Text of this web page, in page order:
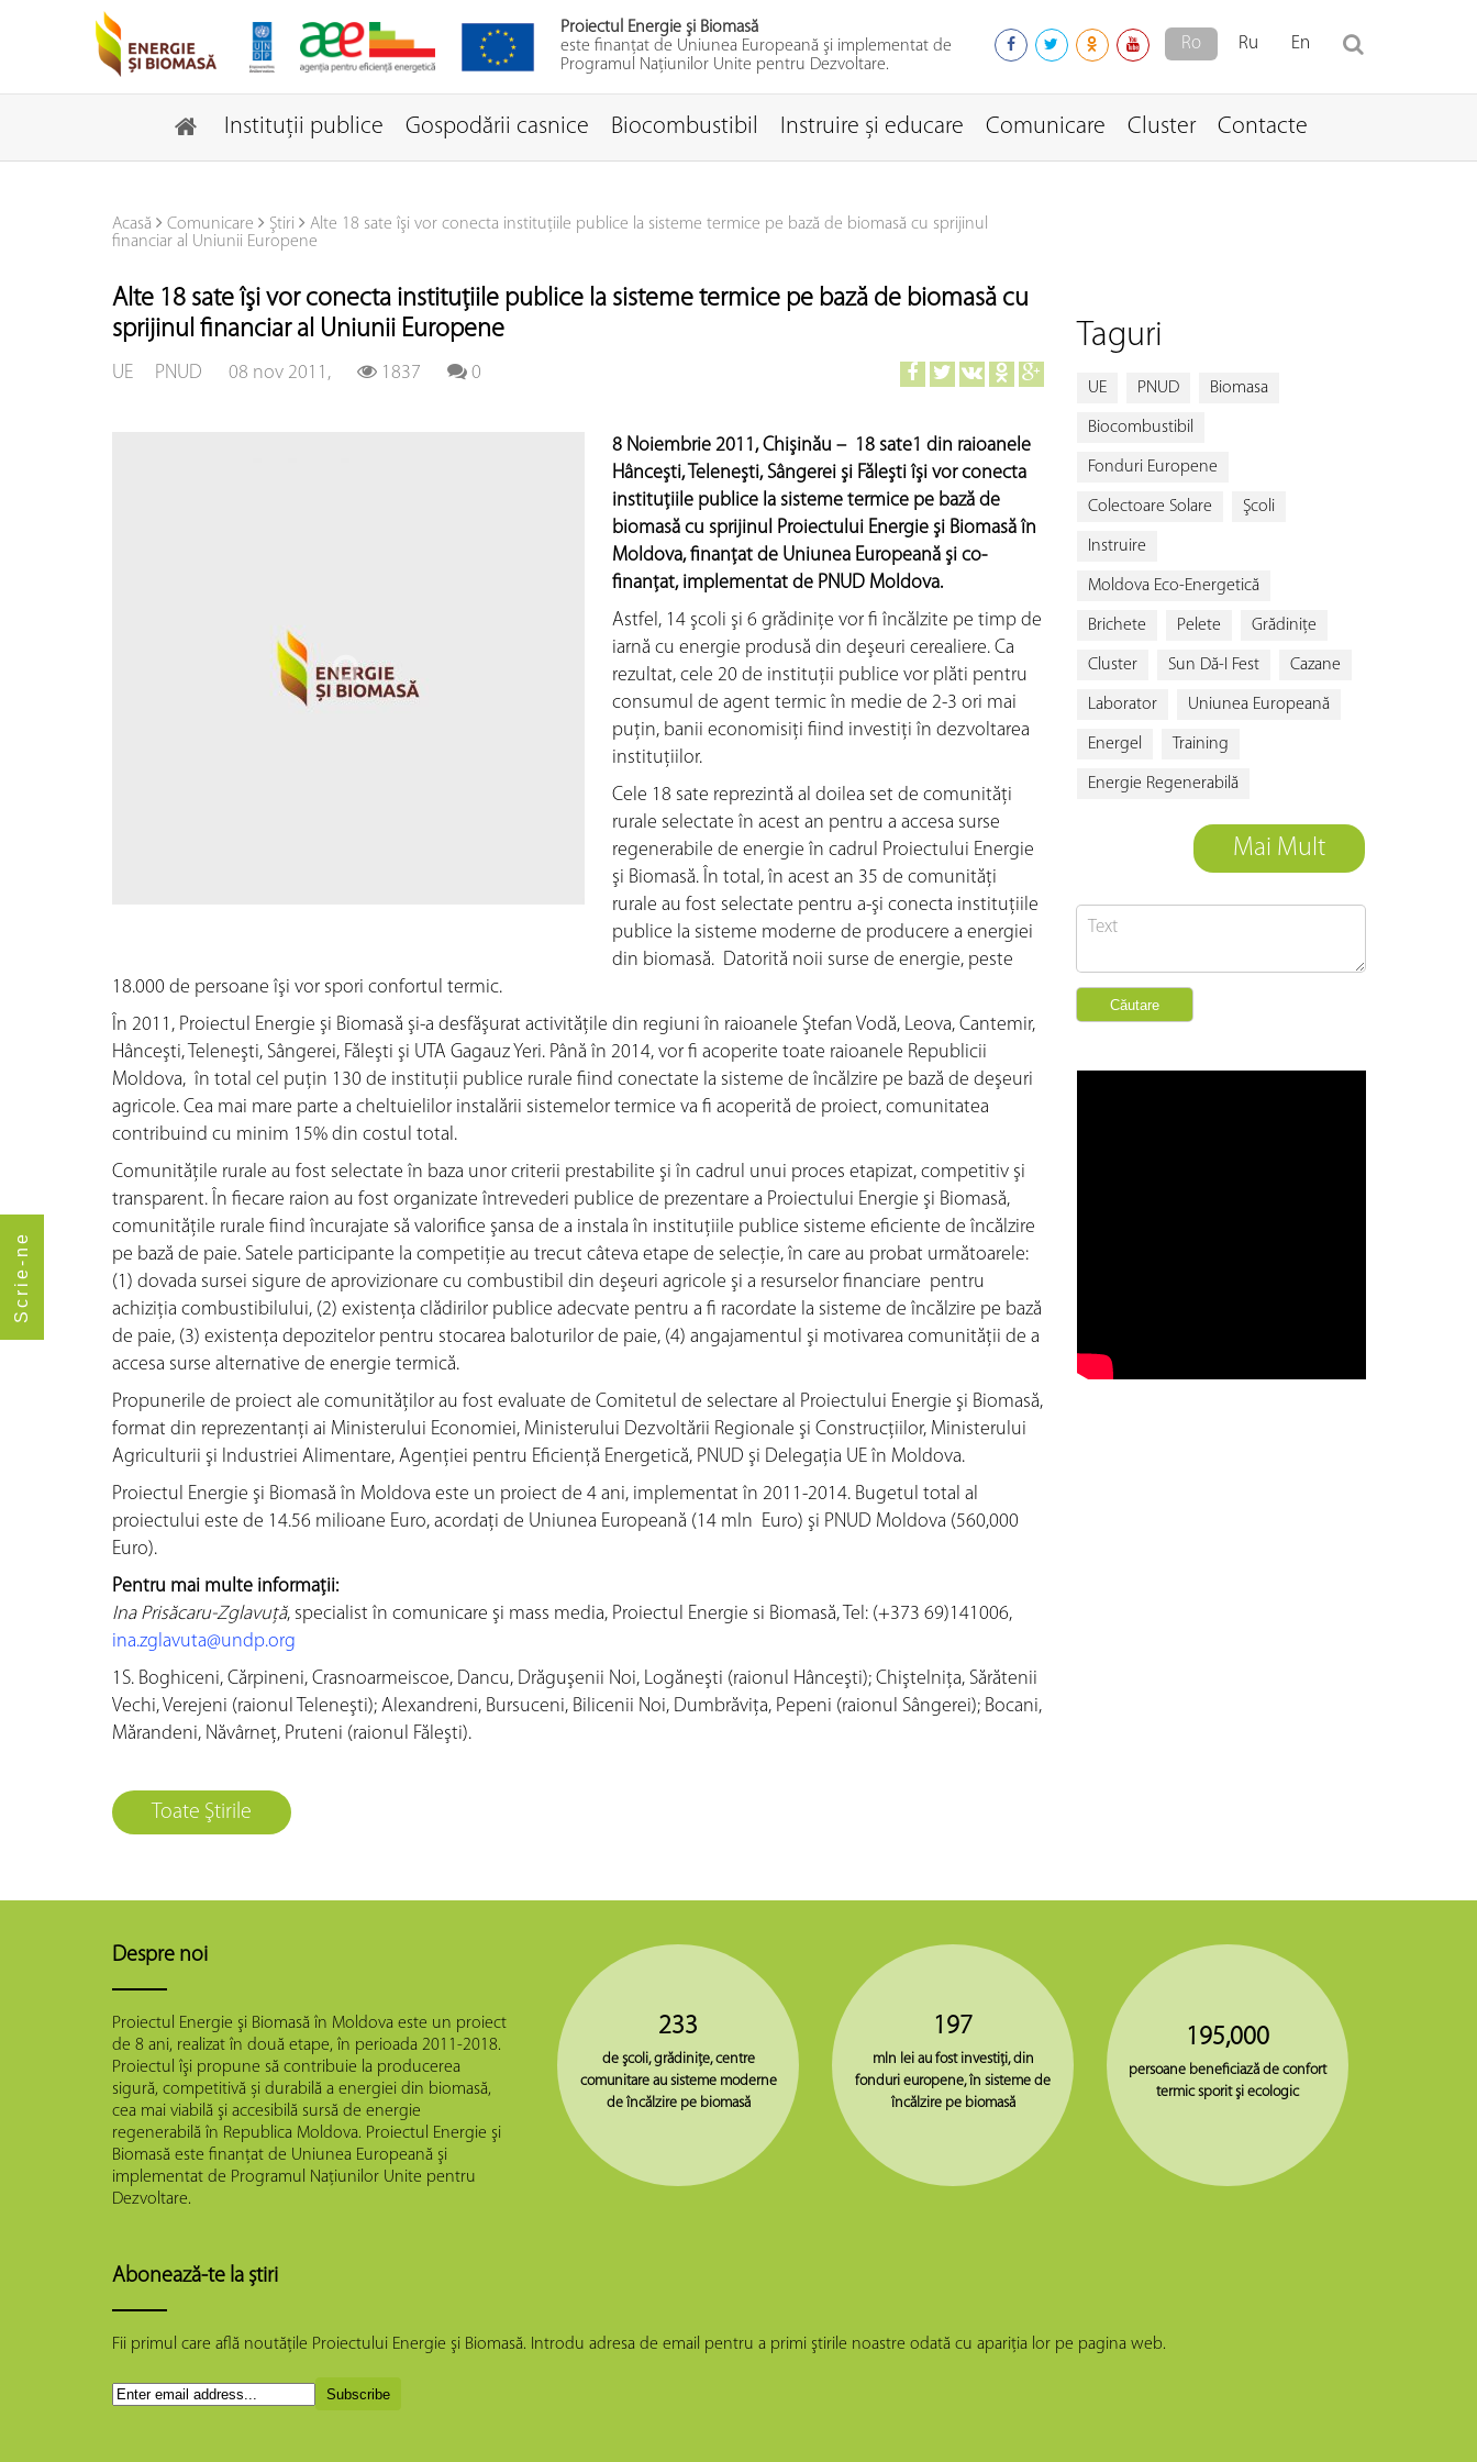
Proiectul Energie şi Biomasă
este finanţat de Uniunea Europeană şi implementat de
Programul Naţiunilor Unite pentru Dezvoltare.
Ro Ru En
Instituţii publice Gospodării casnice Biocombustibil Instruire și educare Comunicare Cluster Contacte
Scrie-ne
Acasă Comunicare Ştiri
Alte 18 sate îşi vor conecta instituţiile publice la sisteme termice pe bază de biomasă cu sprijinul
financiar al Uniunii Europene
Alte 18 sate îşi vor conecta instituţiile publice la sisteme termice pe bază de biomasă cu
sprijinul financiar al Uniunii Europene
UE PNUD 08 nov 2011, 1837 0
8 Noiembrie 2011, Chişinău – 18 sate1 din raioanele
Hânceşti, Teleneşti, Sângerei şi Făleşti îşi vor conecta
instituţiile publice la sisteme termice pe bază de
biomasă cu sprijinul Proiectului Energie şi Biomasă în
Moldova, finanţat de Uniunea Europeană şi co-
finanţat, implementat de PNUD Moldova.
Astfel, 14 şcoli şi 6 grădiniţe vor fi încălzite pe timp de
iarnă cu energie produsă din deşeuri cerealiere. Ca
rezultat, cele 20 de instituţii publice vor plăti pentru
consumul de agent termic în medie de 2-3 ori mai
puţin, banii economisiţi fiind investiţi în dezvoltarea
instituţiilor.
Cele 18 sate reprezintă al doilea set de comunităţi
rurale selectate în acest an pentru a accesa surse
regenerabile de energie în cadrul Proiectului Energie
şi Biomasă. În total, în acest an 35 de comunităţi
rurale au fost selectate pentru a-şi conecta instituţiile
publice la sisteme moderne de producere a energiei
din biomasă. Datorită noii surse de energie, peste
18.000 de persoane îşi vor spori confortul termic.
În 2011, Proiectul Energie şi Biomasă şi-a desfăşurat activităţile din regiuni în raioanele Ştefan Vodă, Leova, Cantemir,
Hânceşti, Teleneşti, Sângerei, Făleşti şi UTA Gagauz Yeri. Până în 2014, vor fi acoperite toate raioanele Republicii
Moldova, în total cel puţin 130 de instituţii publice rurale fiind conectate la sisteme de încălzire pe bază de deşeuri
agricole. Cea mai mare parte a cheltuielilor instalării sistemelor termice va fi acoperită de proiect, comunitatea
contribuind cu minim 15% din costul total.
Comunităţile rurale au fost selectate în baza unor criterii prestabilite şi în cadrul unui proces etapizat, competitiv şi
transparent. În fiecare raion au fost organizate întrevederi publice de prezentare a Proiectului Energie şi Biomasă,
comunităţile rurale fiind încurajate să valorifice şansa de a instala în instituţiile publice sisteme eficiente de încălzire
pe bază de paie. Satele participante la competiţie au trecut câteva etape de selecţie, în care au probat următoarele:
(1) dovada sursei sigure de aprovizionare cu combustibil din deşeuri agricole şi a resurselor financiare pentru
achiziţia combustibilului, (2) existenţa clădirilor publice adecvate pentru a fi racordate la sisteme de încălzire pe bază
de paie, (3) existenţa depozitelor pentru stocarea baloturilor de paie, (4) angajamentul şi motivarea comunităţii de a
accesa surse alternative de energie termică.
Propunerile de proiect ale comunităţilor au fost evaluate de Comitetul de selectare al Proiectului Energie şi Biomasă,
format din reprezentanţi ai Ministerului Economiei, Ministerului Dezvoltării Regionale şi Construcţiilor, Ministerului
Agriculturii şi Industriei Alimentare, Agenţiei pentru Eficienţă Energetică, PNUD şi Delegaţia UE în Moldova.
Proiectul Energie şi Biomasă în Moldova este un proiect de 4 ani, implementat în 2011-2014. Bugetul total al
proiectului este de 14.56 milioane Euro, acordaţi de Uniunea Europeană (14 mln Euro) şi PNUD Moldova (560,000
Euro).
Pentru mai multe informaţii:
Ina Prisăcaru-Zglavuţă, specialist în comunicare şi mass media, Proiectul Energie si Biomasă, Tel: (+373 69)141006,
ina.zglavuta@undp.org
1 S. Boghiceni, Cărpineni, Crasnoarmeiscoe, Dancu, Drăguşenii Noi, Logăneşti (raionul Hânceşti); Chiştelniţa, Sărătenii
Vechi, Verejeni (raionul Teleneşti); Alexandreni, Bursuceni, Bilicenii Noi, Dumbrăviţa, Pepeni (raionul Sângerei); Bocani,
Mărandeni, Năvârneţ, Pruteni (raionul Făleşti).
Toate Ştirile
Taguri
UE PNUD Biomasa
Biocombustibil
Fonduri Europene
Colectoare Solare Şcoli
Instruire
Moldova Eco-Energetică
Brichete Pelete Grădiniţe
Cluster Sun Dă-I Fest Cazane
Laborator Uniunea Europeană
Energel Training
Energie Regenerabilă
Mai Mult
Despre noi
Proiectul Energie şi Biomasă în Moldova este un proiect
de 8 ani, realizat în două etape, în perioada 2011-2018.
Proiectul îşi propune să contribuie la producerea
sigură, competitivă și durabilă a energiei din biomasă,
cea mai viabilă şi accesibilă sursă de energie
regenerabilă în Republica Moldova. Proiectul Energie şi
Biomasă este finanţat de Uniunea Europeană şi
implementat de Programul Naţiunilor Unite pentru
Dezvoltare.
233
de şcoli, grădiniţe, centre
comunitare au sisteme moderne
de încălzire pe biomasă
197
mln lei au fost investiţi, din
fonduri europene, în sisteme de
încălzire pe biomasă
195,000
persoane beneficiază de confort
termic sporit şi ecologic
Abonează-te la știri
Fii primul care află noutăţile Proiectului Energie şi Biomasă. Introdu adresa de email pentru a primi ştirile noastre odată cu apariţia lor pe pagina web.